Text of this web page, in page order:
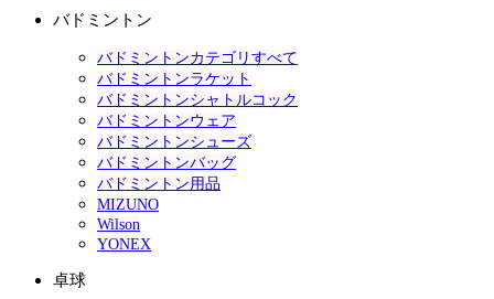
バドミントン
バドミントンカテゴリすべて
バドミントンラケット
バドミントンシャトルコック
バドミントンウェア
バドミントンシューズ
バドミントンバッグ
バドミントン用品
MIZUNO
Wilson
YONEX
卓球